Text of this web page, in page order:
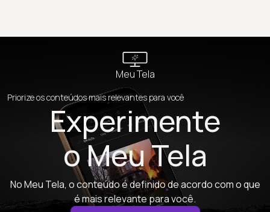
Meu Tela
Priorize os conteúdos mais relevantes para você
Experimente
o Meu Tela
No Meu Tela, o conteúdo é definido de acordo com o que
é mais relevante para você.